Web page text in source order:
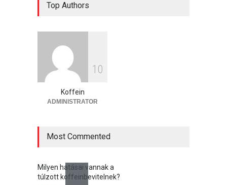
kávéban, ha megfőztük?
KOFFEIN
és kockázatai vannak a kávé
koffeintartalmának?
KOFFEIN 2023.09.17.
Top Authors
1 0
Koffein
ADMINISTRATOR
Most Commented
Milyen hatásai vannak a
túlzott koffeinbevitelnek?